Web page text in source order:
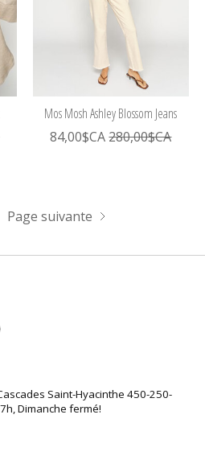
Mos Mosh Ashley Blossom Jeans
84,00$CA 280,00$CA
Page suivante
Saint-Hyacinthe 450-250-
Dimanche fermé!